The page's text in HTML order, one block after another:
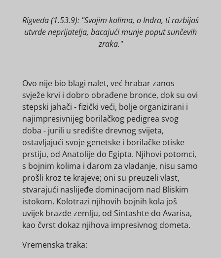
Rigveda (1.53.9): "Svojim kolima, o Indra, ti razbijaš
utvrde neprijatelja, bacajući munje poput sunčevih
zraka."
Ovo nije bio blagi nalet, već hrabar zanos
svježe krvi i dobro obrađene bronce, dok su ovi
stepski jahači - fizički veći, bolje organizirani i
najimpresivnijeg borilačkog pedigrea svog
doba - jurili u središte drevnog svijeta,
ostavljajući svoje genetske i borilačke otiske
prstiju, od Anatolije do Egipta. Njihovi potomci,
s bojnim kolima i darom za vladanje, nisu samo
prošli kroz te krajeve; oni su preuzeli vlast,
stvarajući naslijeđe dominacijom nad Bliskim
istokom. Kolotrazi njihovih bojnih kola još
uvijek brazde zemlju, od Sintashte do Avarisa,
kao čvrst dokaz njihova impresivnog dometa.
Vremenska traka: